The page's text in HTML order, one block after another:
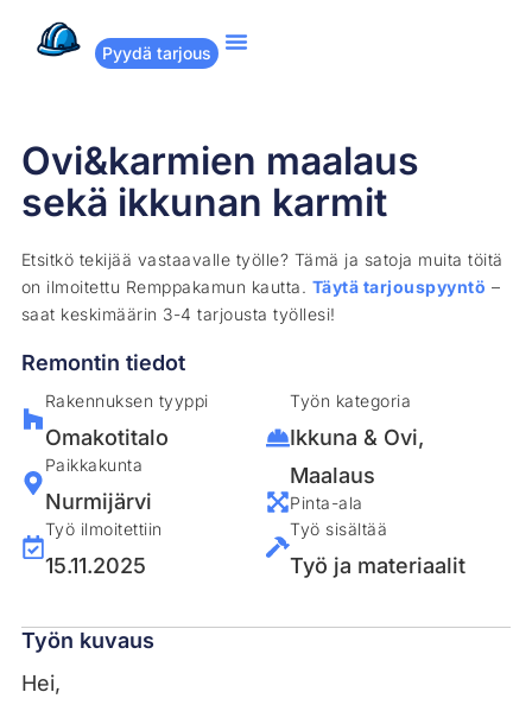
Pyydä tarjous
Ovi&karmien maalaus
sekä ikkunan karmit
Etsitkö tekijää vastaavalle työlle? Tämä ja satoja muita töitä
on ilmoitettu Remppakamun kautta. Täytä tarjouspyyntö –
saat keskimäärin 3-4 tarjousta työllesi!
Remontin tiedot
Rakennuksen tyyppi
Omakotitalo
Paikkakunta
Nurmijärvi
Työ ilmoitettiin
15.11.2025
Työn kategoria
Ikkuna & Ovi,
Maalaus
Pinta-ala
Työ sisältää
Työ ja materiaalit
Työn kuvaus
Hei,